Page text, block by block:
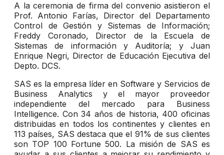
A la ceremonia de firma del convenio asistieron el
Prof. Antonio Farías, Director del Departamento
Control de Gestión y Sistemas de Información;
Freddy Coronado, Director de la Escuela de
Sistemas de información y Auditoría; y Juan
Enrique Negri, Director de Educación Ejecutiva del
Depto. DCS.
SAS es la empresa líder en Software y Servicios de
Business Analytics y el mayor proveedor
independiente del mercado para Business
Intelligence. Con 34 años de historia, 400 oficinas
distribuidas en todos los continentes y clientes en
113 países, SAS destaca que el 91% de sus clientes
son TOP 100 Fortune 500. La misión de SAS es